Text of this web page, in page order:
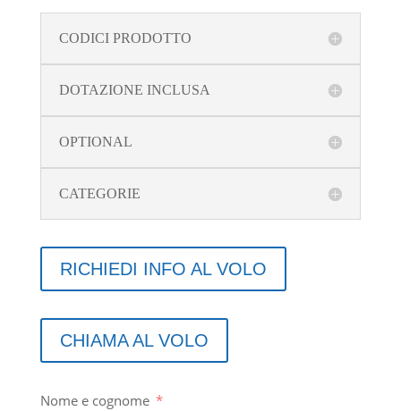
CODICI PRODOTTO
DOTAZIONE INCLUSA
OPTIONAL
CATEGORIE
RICHIEDI INFO AL VOLO
CHIAMA AL VOLO
Nome e cognome